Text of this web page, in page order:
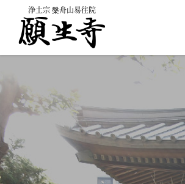
浄土宗 槃舟山易往院